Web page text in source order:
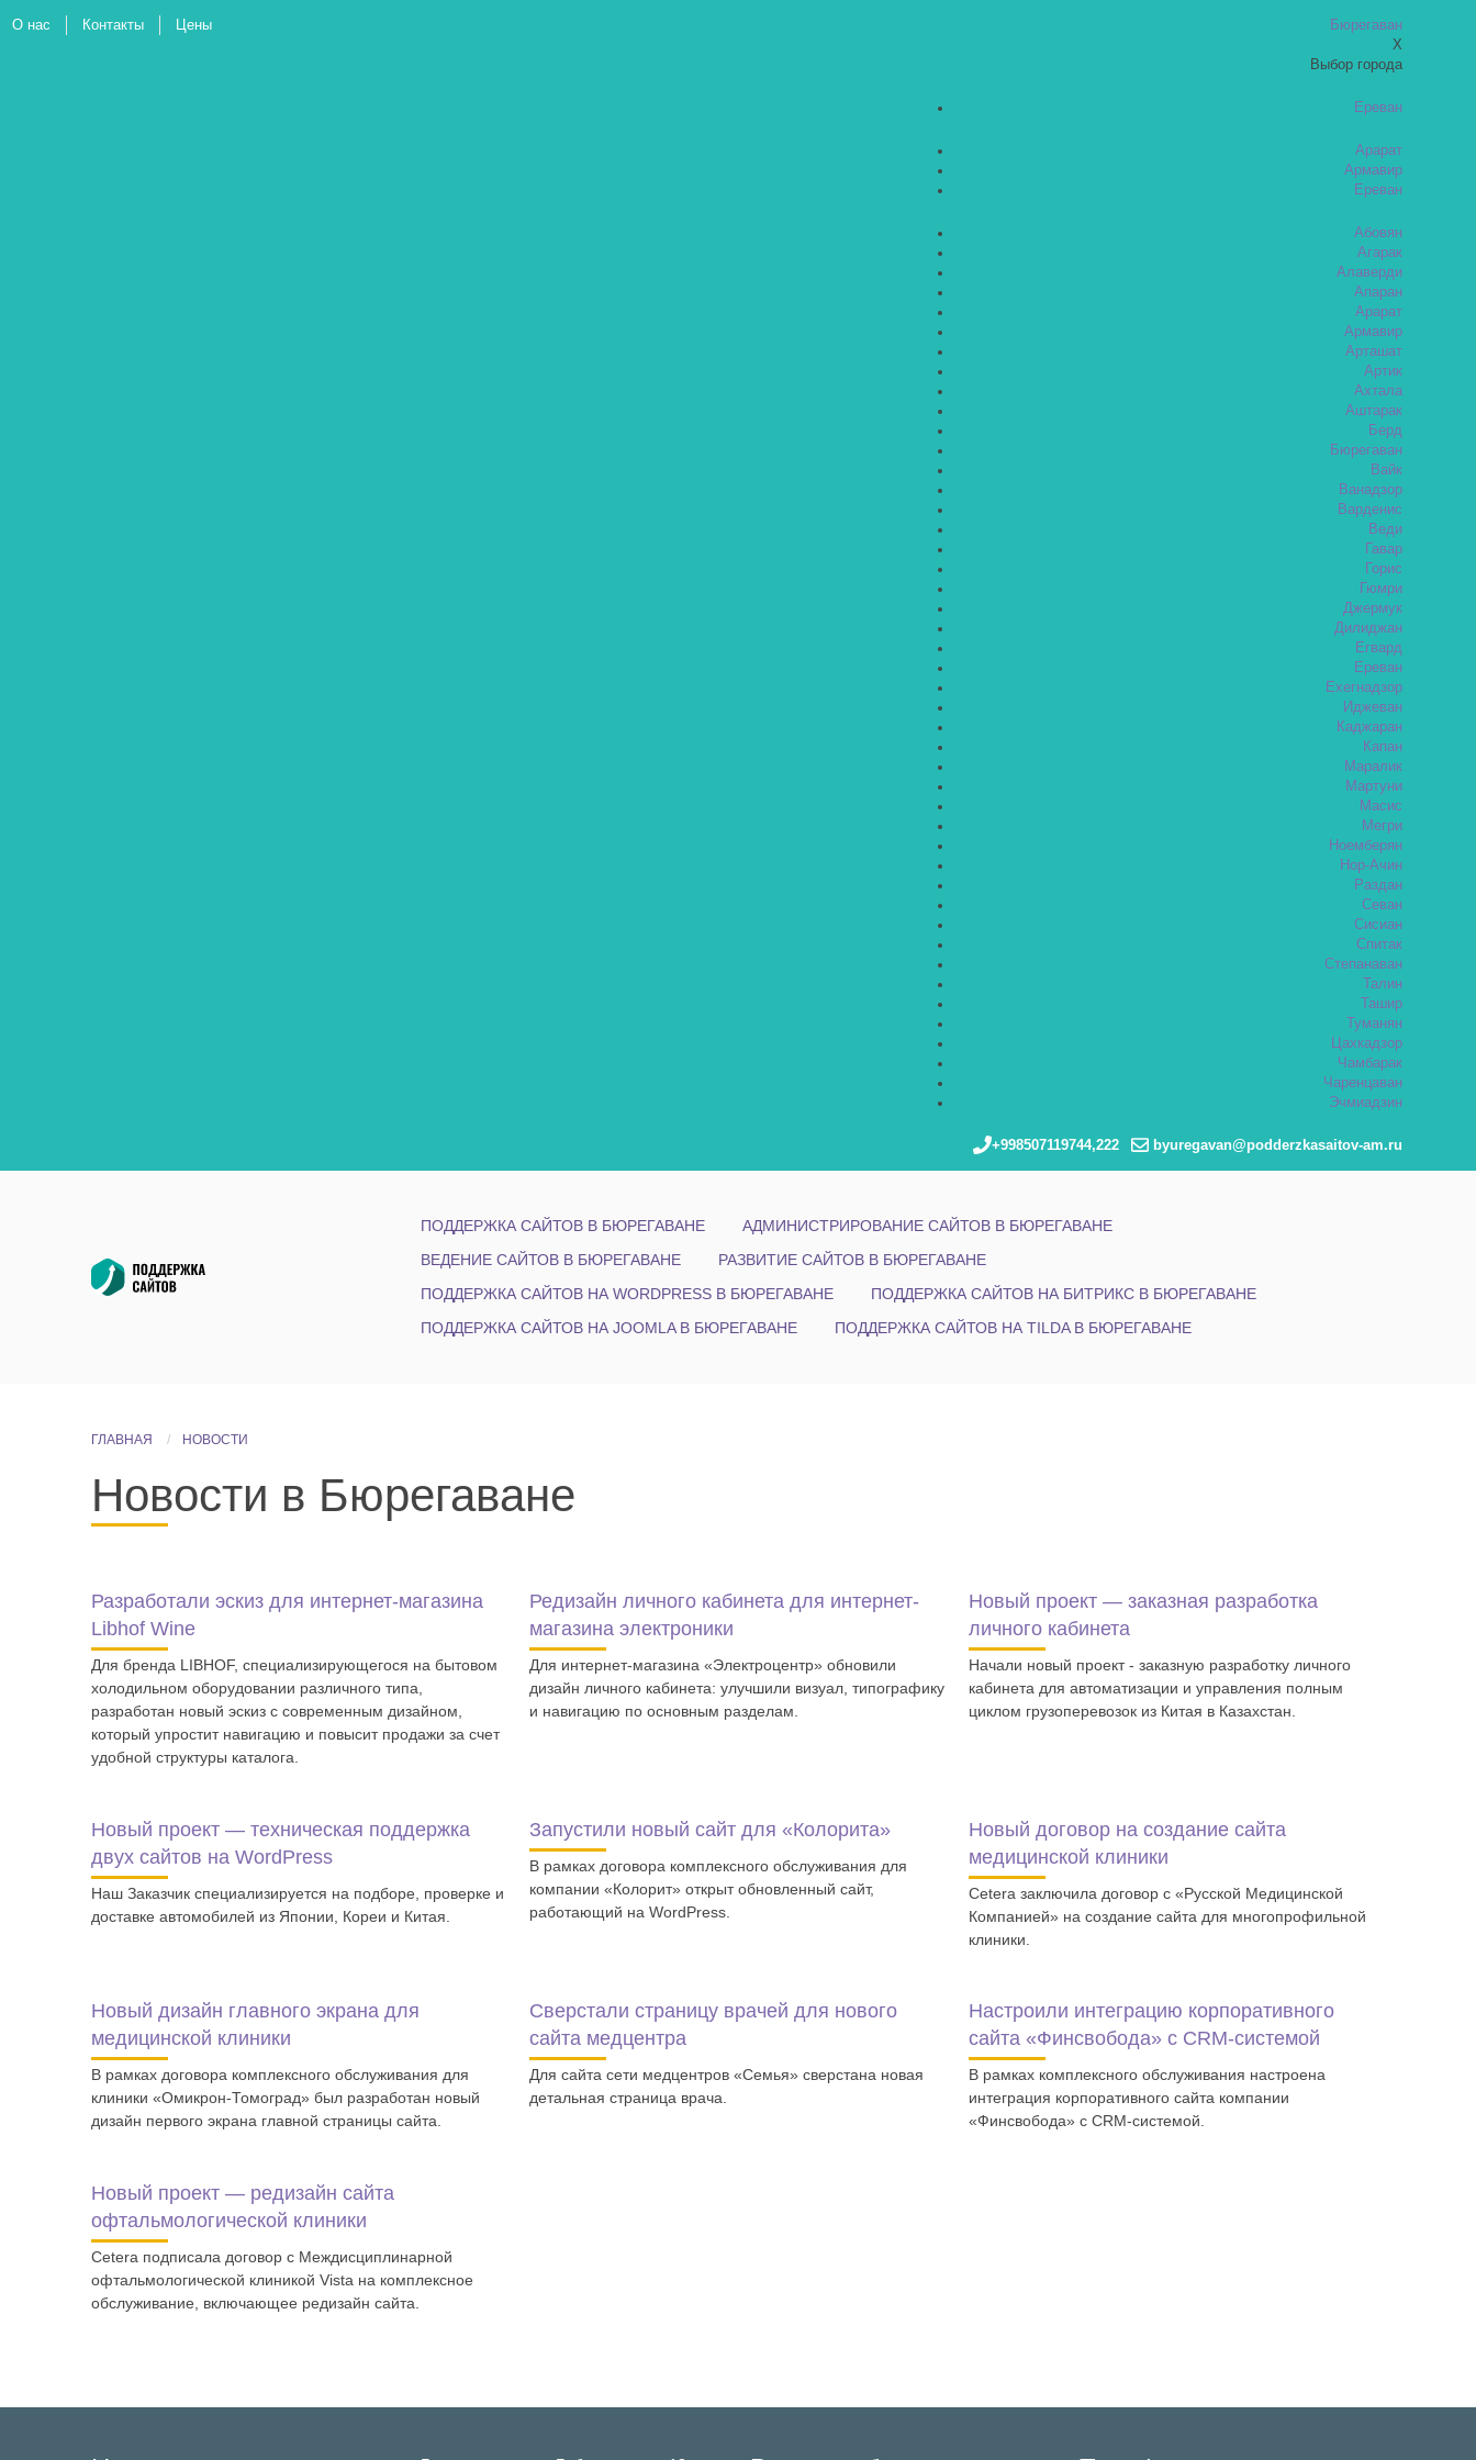
Бюрегаван
X
Выбор города
Ереван
Арарат
Армавир
Ереван
Абовян
Агарак
Алаверди
Апаран
Арарат
Армавир
Арташат
Артик
Ахтала
Аштарак
Берд
Бюрегаван
Вайк
Ванадзор
Варденис
Веди
Гавар
Горис
Гюмри
Джермук
Дилиджан
Егвард
Ереван
Ехегнадзор
Иджеван
Каджаран
Капан
Маралик
Мартуни
Масис
Мегри
Ноемберян
Нор-Ачин
Раздан
Севан
Сисиан
Спитак
Степанаван
Талин
Ташир
Туманян
Цахкадзор
Чамбарак
Чаренцаван
Эчмиадзин
+998507119744,222 byuregavan@podderzkasaitov-am.ru
О нас Контакты Цены
ПОДДЕРЖКА САЙТОВ В БЮРЕГАВАНЕ
АДМИНИСТРИРОВАНИЕ САЙТОВ В БЮРЕГАВАНЕ
ВЕДЕНИЕ САЙТОВ В БЮРЕГАВАНЕ
РАЗВИТИЕ САЙТОВ В БЮРЕГАВАНЕ
ПОДДЕРЖКА САЙТОВ НА WORDPRESS В БЮРЕГАВАНЕ
ПОДДЕРЖКА САЙТОВ НА БИТРИКС В БЮРЕГАВАНЕ
ПОДДЕРЖКА САЙТОВ НА JOOMLA В БЮРЕГАВАНЕ
ПОДДЕРЖКА САЙТОВ НА TILDA В БЮРЕГАВАНЕ
ГЛАВНАЯ НОВОСТИ
Новости в Бюрегаване
Разработали эскиз для интернет-магазина
Libhof Wine
Для бренда LIBHOF, специализирующегося на бытовом
холодильном оборудовании различного типа,
разработан новый эскиз с современным дизайном,
который упростит навигацию и повысит продажи за счет
удобной структуры каталога.
Редизайн личного кабинета для интернет-
магазина электроники
Для интернет-магазина «Электроцентр» обновили
дизайн личного кабинета: улучшили визуал, типографику
и навигацию по основным разделам.
Новый проект — заказная разработка
личного кабинета
Начали новый проект - заказную разработку личного
кабинета для автоматизации и управления полным
циклом грузоперевозок из Китая в Казахстан.
Новый проект — техническая поддержка
двух сайтов на WordPress
Наш Заказчик специализируется на подборе, проверке и
доставке автомобилей из Японии, Кореи и Китая.
Запустили новый сайт для «Колорита»
В рамках договора комплексного обслуживания для
компании «Колорит» открыт обновленный сайт,
работающий на WordPress.
Новый договор на создание сайта
медицинской клиники
Cetera заключила договор с «Русской Медицинской
Компанией» на создание сайта для многопрофильной
клиники.
Новый дизайн главного экрана для
медицинской клиники
В рамках договора комплексного обслуживания для
клиники «Омикрон-Томоград» был разработан новый
дизайн первого экрана главной страницы сайта.
Сверстали страницу врачей для нового
сайта медцентра
Для сайта сети медцентров «Семья» сверстана новая
детальная страница врача.
Настроили интеграцию корпоративного
сайта «Финсвобода» с CRM-системой
В рамках комплексного обслуживания настроена
интеграция корпоративного сайта компании
«Финсвобода» с CRM-системой.
Новый проект — редизайн сайта
офтальмологической клиники
Cetera подписала договор с Междисциплинарной
офтальмологической клиникой Vista на комплексное
обслуживание, включающее редизайн сайта.